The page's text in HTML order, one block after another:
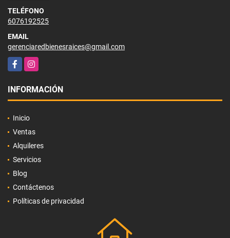
TELÉFONO
6076192525
EMAIL
gerenciaredbienesraices@gmail.com
FacebookInstagram
INFORMACIÓN
Inicio
Ventas
Alquileres
Servicios
Blog
Contáctenos
Políticas de privacidad